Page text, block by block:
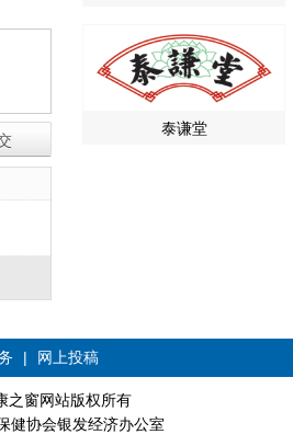
泰谦堂
| 网上投稿
之窗网站版权所有
健协会银发经济办公室